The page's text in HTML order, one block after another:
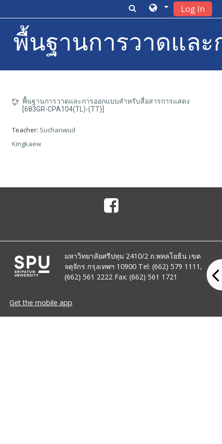
Log In
พื้นฐานการวาดและก
พื้นฐานการวาดและการออกแบบสำหรับสื่อสารการแสดง
[683GR-CPA104(TL)-(TT)]
Teacher: Suchanwud
Kingkaew
มหาวิทยาลัยศรีปทุม 2410/2 ถ.พหลโยธิน เขต
จตุจักร กรุงเทพฯ 10900 Tel: (662) 579 1111,
(662) 561 2222 Fax: (662) 561 1721
Get the mobile app